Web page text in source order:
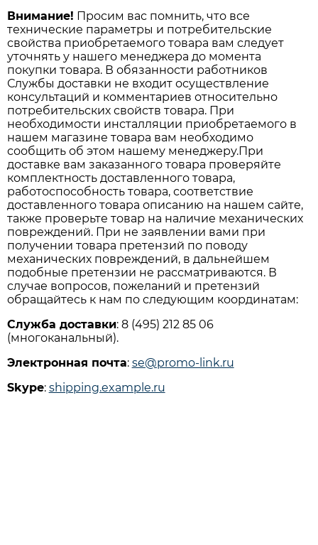
Внимание! Просим вас помнить, что все
технические параметры и потребительские
свойства приобретаемого товара вам следует
уточнять у нашего менеджера до момента
покупки товара. В обязанности работников
Службы доставки не входит осуществление
консультаций и комментариев относительно
потребительских свойств товара. При
необходимости инсталляции приобретаемого в
нашем магазине товара вам необходимо
сообщить об этом нашему менеджеру.При
доставке вам заказанного товара проверяйте
комплектность доставленного товара,
работоспособность товара, соответствие
доставленного товара описанию на нашем сайте,
также проверьте товар на наличие механических
повреждений. При не заявлении вами при
получении товара претензий по поводу
механических повреждений, в дальнейшем
подобные претензии не рассматриваются. В
случае вопросов, пожеланий и претензий
обращайтесь к нам по следующим координатам:
Служба доставки: 8 (495) 212 85 06
(многоканальный).
Электронная почта: se@promo-link.ru
Skype: shipping.example.ru